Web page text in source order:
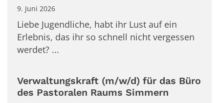
9. Juni 2026
Liebe Jugendliche, habt ihr Lust auf ein
Erlebnis, das ihr so schnell nicht vergessen
werdet? ...
Verwaltungskraft (m/w/d) für das Büro
des Pastoralen Raums Simmern